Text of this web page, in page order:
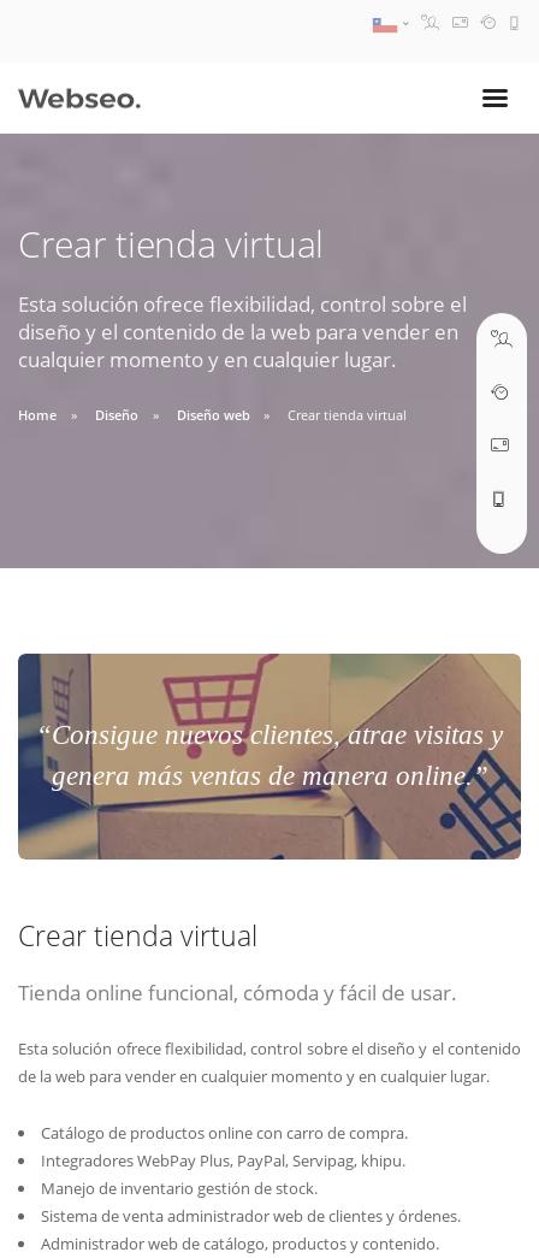
Crear tienda virtual
Esta solución ofrece flexibilidad, control sobre el
diseño y el contenido de la web para vender en
cualquier momento y en cualquier lugar.
Home Diseño Diseño web Crear tienda virtual
“Consigue nuevos clientes, atrae visitas y
genera más ventas de manera online.”
Crear tienda virtual
Tienda online funcional, cómoda y fácil de usar.
Esta solución ofrece flexibilidad, control sobre el diseño y el contenido
de la web para vender en cualquier momento y en cualquier lugar.
Catálogo de productos online con carro de compra.
Integradores WebPay Plus, PayPal, Servipag, khipu.
Manejo de inventario gestión de stock.
Sistema de venta administrador web de clientes y órdenes.
Administrador web de catálogo, productos y contenido.
09:30 AM A 18:30 PM
soporte@webseo.cl
ABRIR TICKET